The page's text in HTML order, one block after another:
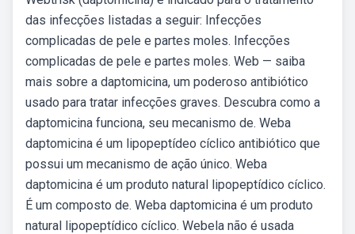
das infecções listadas a seguir: Infecções
complicadas de pele e partes moles. Infecções
complicadas de pele e partes moles. Web — saiba
mais sobre a daptomicina, um poderoso antibiótico
usado para tratar infecções graves. Descubra como a
daptomicina funciona, seu mecanismo de. Weba
daptomicina é um lipopeptídeo cíclico antibiótico que
possui um mecanismo de ação único. Weba
daptomicina é um produto natural lipopeptídico cíclico.
É um composto de. Weba daptomicina é um produto
natural lipopeptídico cíclico. Webela não é usada